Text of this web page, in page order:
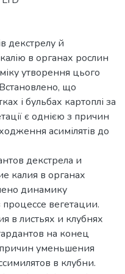
декстрелу й
в органах рослин
утворення цього
що
і бульбах картоплі за
є однією з причин
асимілятів до
декстрела и
калия в органах
динамику
вегетации.
в листьях и клубнях
на конец
уменьшения
в клубни.